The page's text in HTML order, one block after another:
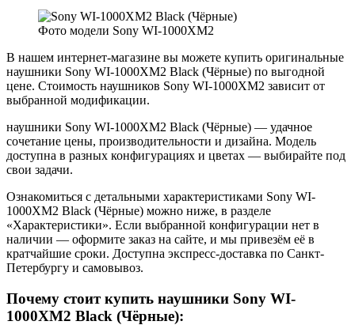
Фото модели Sony WI-1000XM2
В нашем интернет-магазине вы можете купить оригинальные
наушники Sony WI-1000XM2 Black (Чёрные) по выгодной
цене. Стоимость наушников Sony WI-1000XM2 зависит от
выбранной модификации.
наушники Sony WI-1000XM2 Black (Чёрные) — удачное
сочетание цены, производительности и дизайна. Модель
доступна в разных конфигурациях и цветах — выбирайте под
свои задачи.
Ознакомиться с детальными характеристиками Sony WI-
1000XM2 Black (Чёрные) можно ниже, в разделе
«Характеристики». Если выбранной конфигурации нет в
наличии — оформите заказ на сайте, и мы привезём её в
кратчайшие сроки. Доступна экспресс-доставка по Санкт-
Петербургу и самовывоз.
Почему стоит купить наушники Sony WI-
1000XM2 Black (Чёрные):